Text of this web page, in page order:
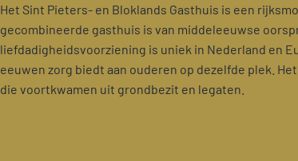
Het Sint Pieters- en Bloklands Gasthuis is een
gecombineerde gasthuis is van middeleeuwse
liefdadigheidsvoorziening is uniek in Nederland en
eeuwen zorg biedt aan ouderen op dezelfde plek.
die voortkwamen uit grondbezit en legaten.